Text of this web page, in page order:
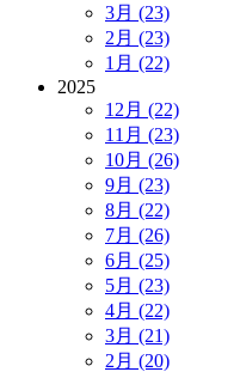
3月 (23)
2月 (23)
1月 (22)
2025
12月 (22)
11月 (23)
10月 (26)
9月 (23)
8月 (22)
7月 (26)
6月 (25)
5月 (23)
4月 (22)
3月 (21)
2月 (20)